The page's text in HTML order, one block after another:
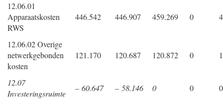
12.06.01
Apparaatskosten
RWS
446.542 446.907 459.269 0
12.06.02 Overige
netwerkgebonden
kosten
121.170 120.687 120.872 0
12.07
Investeringsruimte
– 60.647 – 58.146 0 0 0